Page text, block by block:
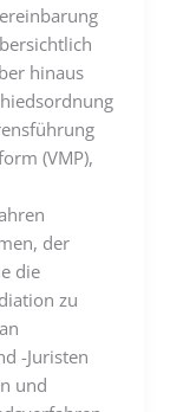
hinaus
(VMP),
der
die
zu
-Juristen
und